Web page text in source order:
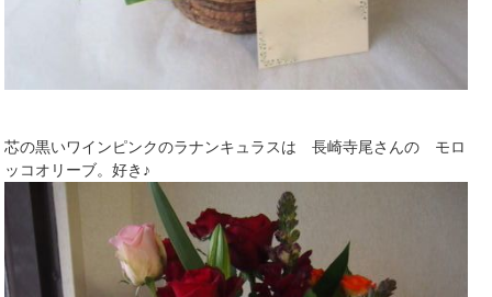
芯の黒いワインピンクのラナンキュラスは 長崎寺尾さんの モロ
ッコオリーブ。好き♪